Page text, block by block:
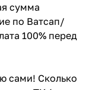
сумма
по Ватсап/
100% перед
сами! Сколько